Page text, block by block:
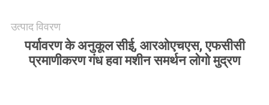
गोपनीयता
उत्पाद विवरण
पर्यावरण के अनुकूल सीई, आरओएचएस, एफसीसी
प्रमाणीकरण गंध हवा मशीन समर्थन लोगो मुद्रण